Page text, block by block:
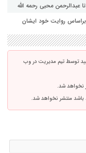
محبى رحمه الله
براساس روایت خود ایشان
توسط تیم مدیریت در وب
نخواهد شد.
باشد منتشر نخواهد شد.